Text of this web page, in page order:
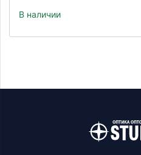
В наличии